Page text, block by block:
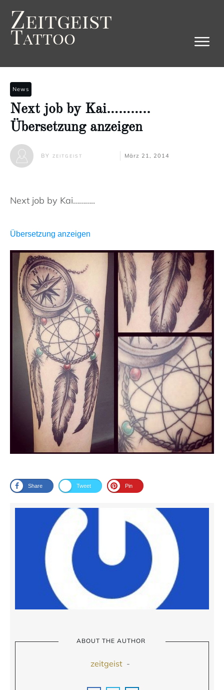
Zeitgeist
Tattoo
News
Next job by Kai………..
Übersetzung anzeigen
BYZEITGEIST März 21, 2014
Next job by Kai………..
Übersetzung anzeigen
Share Tweet Pin
ABOUT THE AUTHOR
zeitgeist-